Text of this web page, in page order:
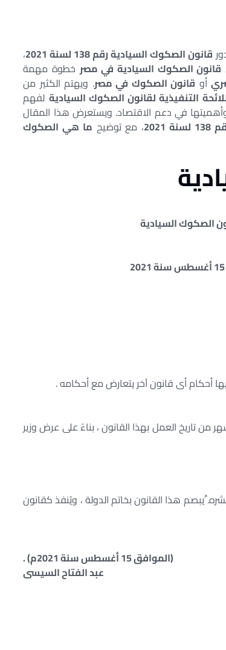
قانون الصكوك السيادية رقم 138 لسنة 2021
،
قانون الصكوك السيادية في مصرخطوة مهمة
أو قانون الصكوك في مصر. ويهتم الكثير من
التنفيذية لقانون الصكوك السيادية لفهم
في دعم الاقتصاد. ويستعرض هذا المقال
، مع توضيح ما هي الصكوك
أحكام أى قانون آخر يتعارض مع أحكامه .
من تاريخ العمل بهذا القانون ، بناءً على عرض وزير
ُيبصم هذا القانون بخاتم الدولة ، ويُنفذ كقانون
(الموافق 15 أغسطس سنة 2021م) .
عبد الفتاح السيسى